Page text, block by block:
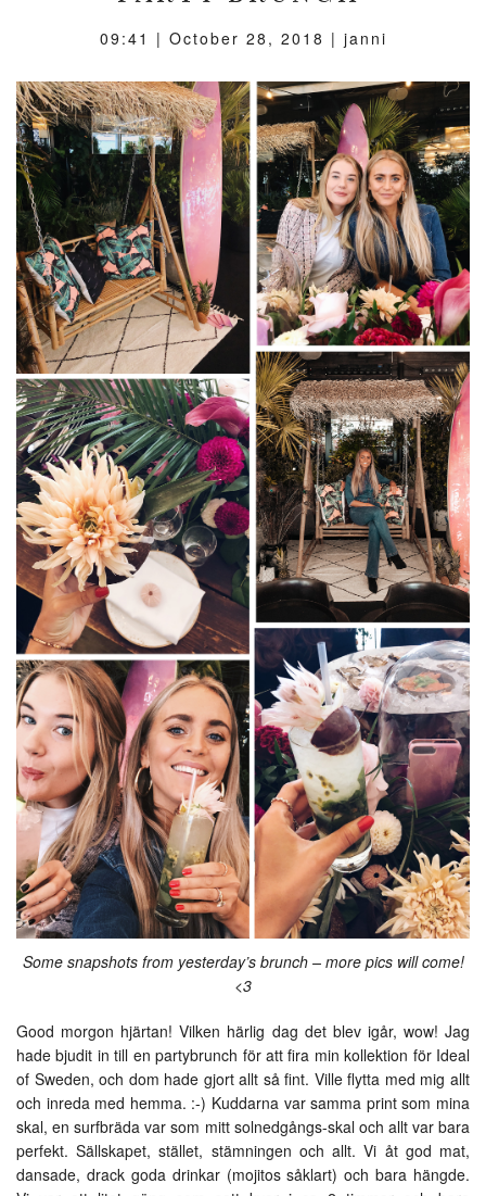
09:41 | October 28, 2018 | janni
Some snapshots from yesterday’s brunch – more pics will come!
<3
Good morgon hjärtan! Vilken härlig dag det blev igår, wow! Jag
hade bjudit in till en partybrunch för att fira min kollektion för Ideal
of Sweden, och dom hade gjort allt så fint. Ville flytta med mig allt
och inreda med hemma. :-) Kuddarna var samma print som mina
skal, en surfbräda var som mitt solnedgångs-skal och allt var bara
perfekt. Sällskapet, stället, stämningen och allt. Vi åt god mat,
dansade, drack goda drinkar (mojitos såklart) och bara hängde.